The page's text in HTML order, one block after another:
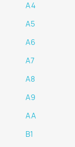
A4
A5
A6
A7
A8
A9
AA
B1